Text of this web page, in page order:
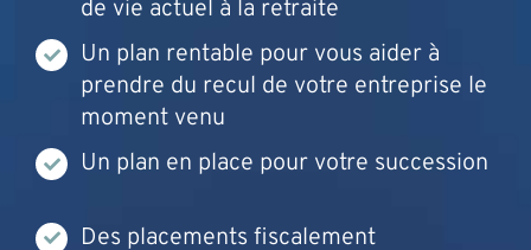
de vie actuel à la retraite
Un plan rentable pour vous aider à
prendre du recul de votre entreprise le
moment venu
Un plan en place pour votre succession
Des placements fiscalement